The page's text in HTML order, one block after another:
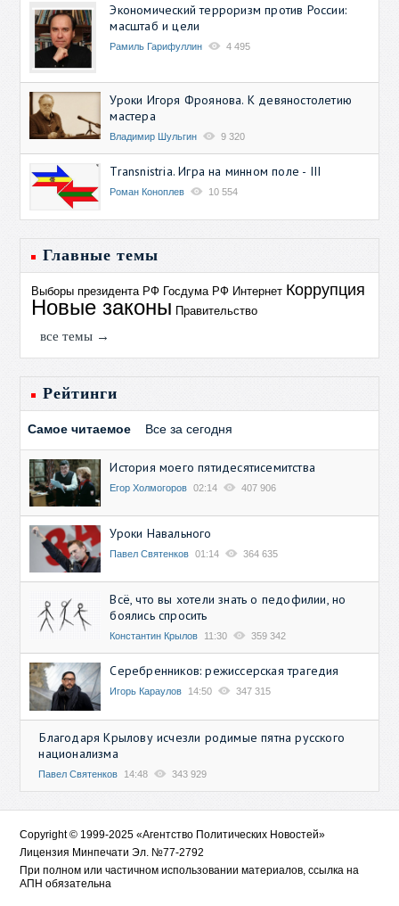
Экономический терроризм против России:
масштаб и цели
Рамиль Гарифуллин 4 495
Уроки Игоря Фроянова. К девяностолетию
мастера
Владимир Шульгин 9 320
Transnistria. Игра на минном поле - III
Роман Коноплев 10 554
Главные темы
Выборы президента РФ Госдума РФ Интернет Коррупция
Новые законы Правительство
все темы →
Рейтинги
Самое читаемое Все за сегодня
История моего пятидесятисемитства
Егор Холмогоров 02:14 407 906
Уроки Навального
Павел Святенков 01:14 364 635
Всё, что вы хотели знать о педофилии, но
боялись спросить
Константин Крылов 11:30 359 342
Серебренников: режиссерская трагедия
Игорь Караулов 14:50 347 315
Благодаря Крылову исчезли родимые пятна русского
национализма
Павел Святенков 14:48 343 929
Copyright © 1999-2025 «Агентство Политических Новостей»
Лицензия Минпечати Эл. №77-2792
При полном или частичном использовании материалов, ссылка на
АПН обязательна